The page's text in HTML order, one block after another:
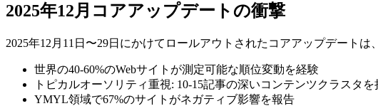
2025年12月コアアップデートの衝撃
2025年12月11日〜29日にかけてロールアウトされたコアアップデート
世界の40-60%のWebサイトが測定可能な順位変動を経験
トピカルオーソリティ重視: 10-15記事の深いコンテンツクラスタ
YMYL領域で67%のサイトがネガティブ影響を報告